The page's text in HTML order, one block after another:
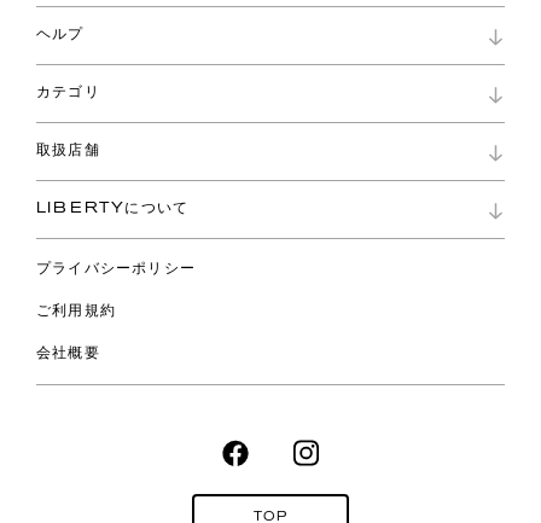
ロイヤリティプログラム
パスワード再設定
ショッピングバッグ
ヘルプ
お問い合わせ
よくあるご質問
ご利用ガイド
カテゴリ
コレクション
ファブリックス
バッグ
ウェア
ライフスタイル
スペシャル
取扱店舗
リバティ・ファブリックス
LIBERTYについて
プライバシーポリシー
ご利用規約
会社概要
TOP